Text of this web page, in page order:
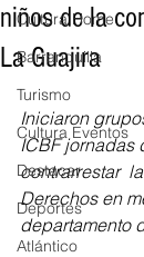
Cultura Home
Barranquilla
Turismo
Cultura Eventos
Destacar
Deportes
Atlántico
niños de la
La Guajira
Iniciaron
ICBF jornadas
contrarrestar
Derechos en
departamento